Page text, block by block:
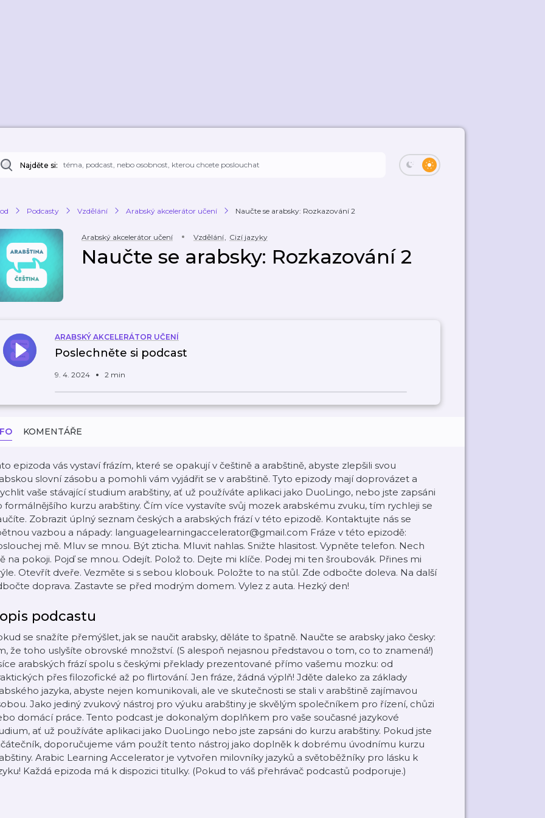
Najděte si:
Podcasty Vzdělání Arabský akcelerátor učení Naučte se arabsky: Rozkazování 2
Arabský akcelerátor učení Vzdělání, Cizí jazyky
Naučte se arabsky: Rozkazování 2
ARABSKÝ AKCELERÁTOR UČENÍ
Poslechněte si podcast
9. 4. 2024 2 min
KOMENTÁŘE
epizoda vás vystaví frázím, které se opakují v češtině a arabštině, abyste zlepšili svou
slovní zásobu a pomohli vám vyjádřit se v arabštině. Tyto epizody mají doprovázet a
vaše stávající studium arabštiny, ať už používáte aplikaci jako DuoLingo, nebo jste zapsáni
formálnějšího kurzu arabštiny. Čím více vystavíte svůj mozek arabskému zvuku, tím rychleji se
Zobrazit úplný seznam českých a arabských frází v této epizodě. Kontaktujte nás se
vazbou a nápady: languagelearningaccelerator@gmail.com Fráze v této epizodě:
mě. Mluv se mnou. Být zticha. Mluvit nahlas. Snižte hlasitost. Vypněte telefon. Nech
na pokoji. Pojď se mnou. Odejít. Polož to. Dejte mi klíče. Podej mi ten šroubovák. Přines mi
Otevřít dveře. Vezměte si s sebou klobouk. Položte to na stůl. Zde odbočte doleva. Na další
doprava. Zastavte se před modrým domem. Vylez z auta. Hezký den!
podcastu
se snažíte přemýšlet, jak se naučit arabsky, děláte to špatně. Naučte se arabsky jako česky:
že toho uslyšíte obrovské množství. (S alespoň nejasnou představou o tom, co to znamená!)
arabských frází spolu s českými překlady prezentované přímo vašemu mozku: od
přes filozofické až po flirtování. Jen fráze, žádná výplň! Jděte daleko za základy
jazyka, abyste nejen komunikovali, ale ve skutečnosti se stali v arabštině zajímavou
Jako jediný zvukový nástroj pro výuku arabštiny je skvělým společníkem pro řízení, chůzi
domácí práce. Tento podcast je dokonalým doplňkem pro vaše současné jazykové
ať už používáte aplikaci jako DuoLingo nebo jste zapsáni do kurzu arabštiny. Pokud jste
doporučujeme vám použít tento nástroj jako doplněk k dobrému úvodnímu kurzu
Arabic Learning Accelerator je vytvořen milovníky jazyků a světoběžníky pro lásku k
Každá epizoda má k dispozici titulky. (Pokud to váš přehrávač podcastů podporuje.)